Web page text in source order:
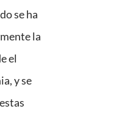
se ha
la
el
y se